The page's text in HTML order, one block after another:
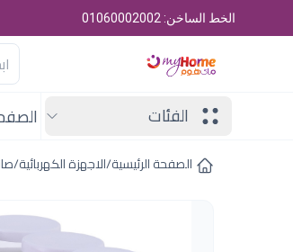
الخط الساخن: 01060002002
الفئات
الصفحة الرئيسية/الاجهزة الكهربائية/